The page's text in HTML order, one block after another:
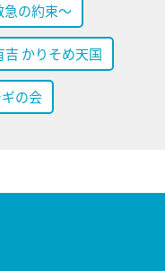
急の約束～
吉 かりそめ天国
の会